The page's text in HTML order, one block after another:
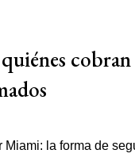
cobran